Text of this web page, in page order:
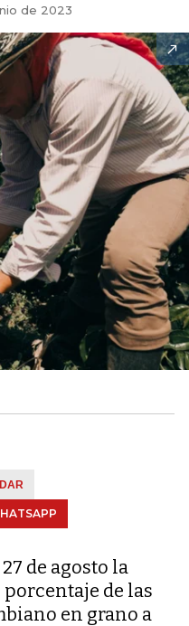
de 2023
de agosto la
de las
en grano a